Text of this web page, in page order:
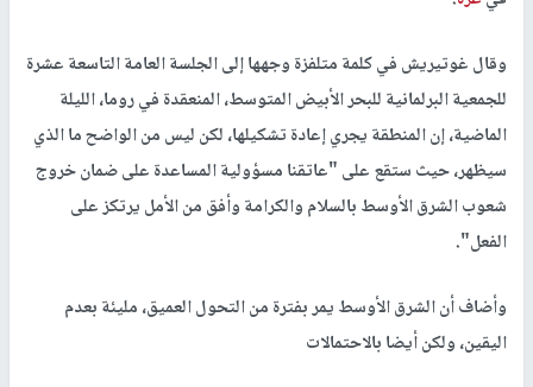
وقال غوتيريش في كلمة متلفزة وجهها إلى الجلسة العامة التاسعة عشرة
للجمعية البرلمانية للبحر الأبيض المتوسط، المنعقدة في روما، الليلة
الماضية، إن المنطقة يجري إعادة تشكيلها، لكن ليس من الواضح ما الذي
سيظهر، حيث ستقع على "عاتقنا مسؤولية المساعدة على ضمان خروج
شعوب الشرق الأوسط بالسلام والكرامة وأفق من الأمل يرتكز على
الفعل".
وأضاف أن الشرق الأوسط يمر بفترة من التحول العميق، مليئة بعدم
اليقين، ولكن أيضا بالاحتمالات